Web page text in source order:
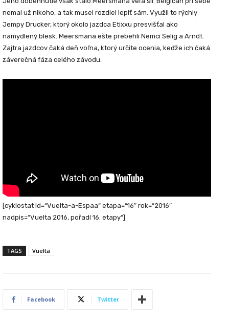
nemal už nikoho, a tak musel rozdiel lepiť sám. Využil to rýchly
Jempy Drucker, ktorý okolo jazdca Etixxu presvišťal ako
namydlený blesk. Meersmana ešte prebehli Nemci Selig a Arndt.
Zajtra jazdcov čaká deň voľna, ktorý určite ocenia, keďže ich čaká
záverečná fáza celého závodu.
[cyklostat id=“Vuelta-a-Espaa“ etapa=“16″ rok=“2016″
nadpis=“Vuelta 2016, pořadí 16. etapy“]
TAGS Vuelta
Facebook Twitter